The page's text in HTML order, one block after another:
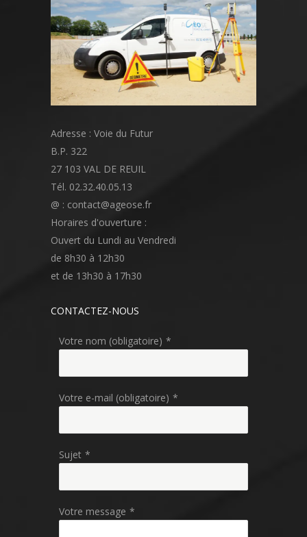
Adresse : Voie du Futur
B.P. 322
27 103 VAL DE REUIL
Tél. 02.32.40.05.13
@ : contact@ageose.fr
Horaires d'ouverture :
Ouvert du Lundi au Vendredi
de 8h30 à 12h30
et de 13h30 à 17h30
CONTACTEZ-NOUS
Votre nom (obligatoire) *
Votre e-mail (obligatoire) *
Sujet *
Votre message *